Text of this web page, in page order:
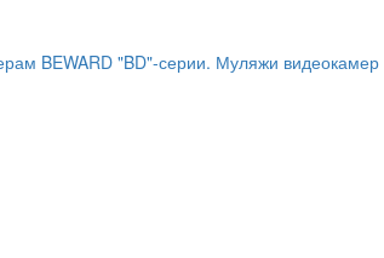
BEWARD "BD"-серии. Муляжи видеокамер